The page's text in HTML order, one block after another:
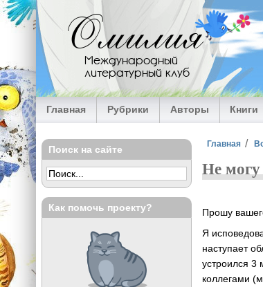
Перейти к основному содержанию
Омилия
Международный
литературный клуб
Главная Рубрики Авторы Книги
Вы здесь
Главная
Не могу
Прошу
Я
наступает
устроился 3
коллегами
Поиск на сайте
Как помочь проекту?